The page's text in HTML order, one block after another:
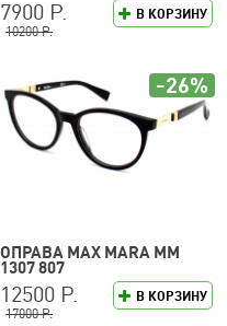
В КОРЗИНУ
7900 Р.
10200 Р.
ОПРАВА MAX MARA MM
1307 807
В КОРЗИНУ
12500 Р.
17000 Р.
-26%